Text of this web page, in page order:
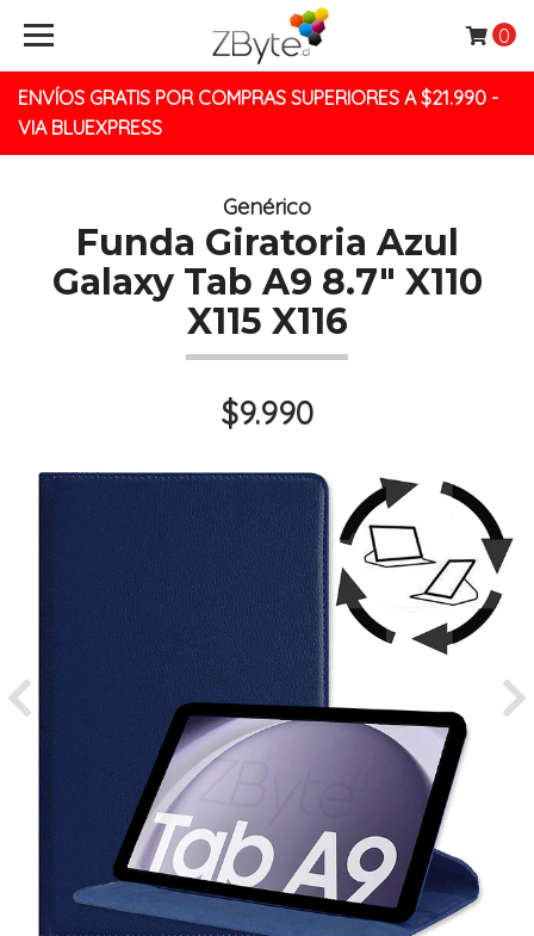
ENVÍOS GRATIS POR COMPRAS SUPERIORES A $21.990 -
VIA BLUEXPRESS
0
Genérico
Funda Giratoria Azul
Galaxy Tab A9 8.7" X110
X115 X116
$9.990
Previous